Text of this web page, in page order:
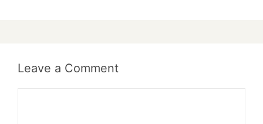
Leave a Comment